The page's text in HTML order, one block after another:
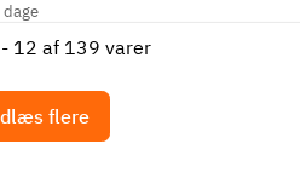
dage
12 af 139 varer
flere